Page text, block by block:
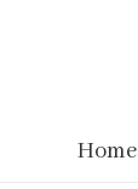
Home